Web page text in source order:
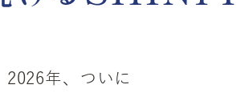
2026年、ついに